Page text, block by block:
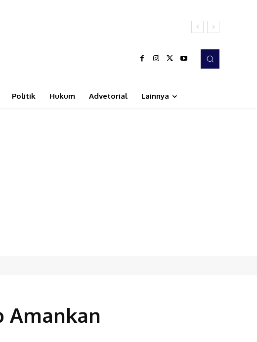
Politik Hukum Advetorial Lainnya
Amankan